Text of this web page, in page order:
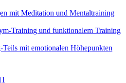
mit Meditation und Mentaltraining
Training und funktionalem Training
Teils mit emotionalen Höhepunkten